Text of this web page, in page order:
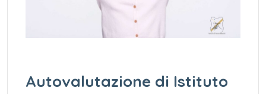
Autovalutazione di Istituto